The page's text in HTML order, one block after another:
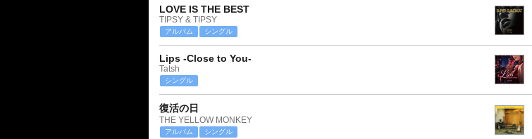
LOVE IS THE BEST
TIPSY & TIPSY
アルバム シングル
Lips -Close to You-
Tatsh
シングル
復活の日
THE YELLOW MONKEY
アルバム シングル